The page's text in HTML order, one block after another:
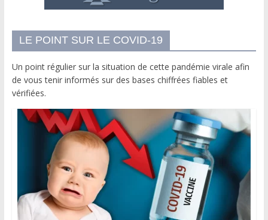
LE POINT SUR LE COVID-19
Un point régulier sur la situation de cette pandémie virale afin
de vous tenir informés sur des bases chiffrées fiables et
vérifiées.